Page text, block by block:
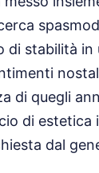
di stabilità
di quegli
di
dal